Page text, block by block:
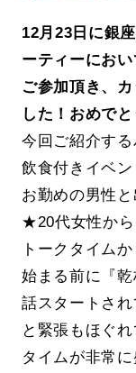
12月23日に銀
ーティーにお
ご参加頂き、
した！おめで
今回ご紹介す
飲食付きイベ
お勤めの男性
★20代女性から
トークタイム
始まる前に『
話スタートさ
と緊張もほぐ
タイムが非常